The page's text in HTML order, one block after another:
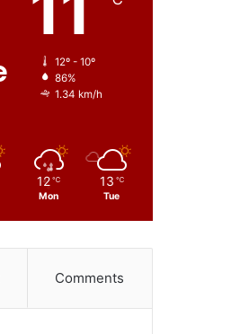
12º - 10º
86%
1.34 km/h
12 ℃
Mon
13 ℃
Tue
Comments